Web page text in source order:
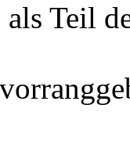
als Teil